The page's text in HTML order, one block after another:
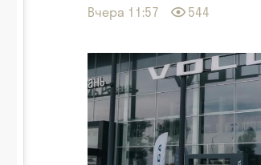
Вчера 11:57 544